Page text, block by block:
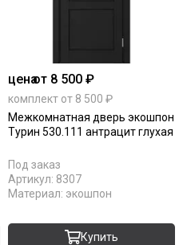
ценаот 8 500 ₽
комплект от 8 500 ₽
Межкомнатная дверь экошпон
Турин 530.111 антрацит глухая
Под заказ
Артикул: 8307
Материал: экошпон
Купить